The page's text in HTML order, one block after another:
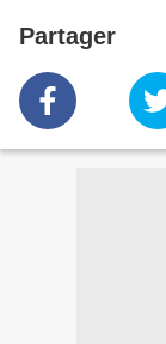
Partager